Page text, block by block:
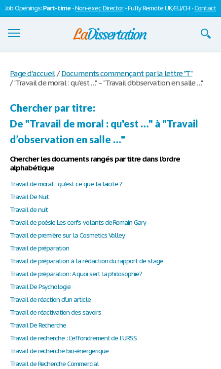
Job Openings:Part-time -Non-exec Director- Fully Remote UK/EU/CH -Contact
S'inscrire
Se connecter
Contactez-nous
Page d'accueil / Documents commençant par la lettre "T"
/"Travail de moral : qu'est …" – "Travail d’observation en salle …"
Chercher par titre:
De "Travail de moral : qu'est …" à "Travail
d’observation en salle …"
Chercher les documents rangés par titre dans l'ordre
alphabétique
Travail de moral : qu'est ce que la laicite ?
Travail De Nuit
Travail de nuit
Travail de poésie Les cerfs-volants de Romain Gary
Travail de première sur la Cosmetics Valley
Travail de préparation
Travail de préparation à la rédaction du rapport de stage
Travail de préparation: A quoi sert la philosophie?
Travail De Psychologie
Travail de réaction d'un article
Travail de réactivation des savoirs
Travail De Recherche
Travail de recherche : L'effondrement de l'URSS
Travail de recherche bio-énergerique
Travail de Recherche Commercial